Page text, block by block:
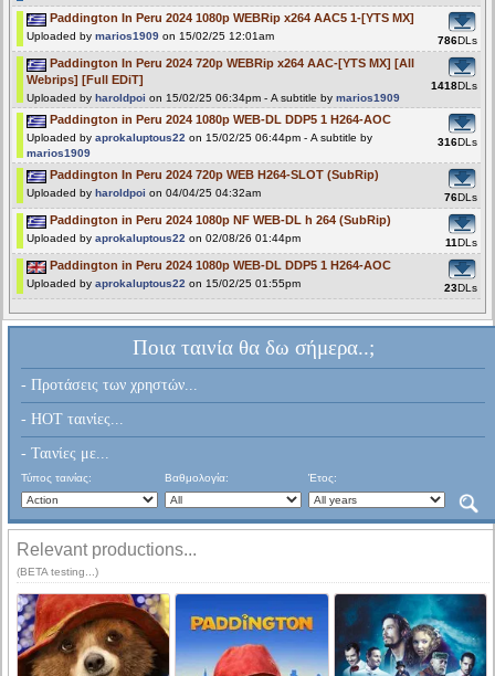
Paddington In Peru 2024 1080p WEBRip x264 AAC5 1-[YTS MX]
Uploaded by marios1909 on 15/02/25 12:01am 786DLs
Paddington In Peru 2024 720p WEBRip x264 AAC-[YTS MX] [All
Webrips] [Full EDiT]
Uploaded by haroldpoi on 15/02/25 06:34pm - A subtitle by marios1909
1418DLs
Paddington in Peru 2024 1080p WEB-DL DDP5 1 H264-AOC
Uploaded by aprokaluptous22 on 15/02/25 06:44pm - A subtitle by
marios1909
316DLs
Paddington In Peru 2024 720p WEB H264-SLOT (SubRip)
Uploaded by haroldpoi on 04/04/25 04:32am 76DLs
Paddington in Peru 2024 1080p NF WEB-DL h 264 (SubRip)
Uploaded by aprokaluptous22 on 02/08/26 01:44pm 11DLs
Paddington in Peru 2024 1080p WEB-DL DDP5 1 H264-AOC
Uploaded by aprokaluptous22 on 15/02/25 01:55pm 23DLs
Ποια ταινία θα δω σήμερα..;
- Προτάσεις των χρηστών...
- HOT ταινίες...
- Ταινίες με...
Τύπος ταινίας: Βαθμολογία: Έτος:
Relevant productions...
(BETA testing...)